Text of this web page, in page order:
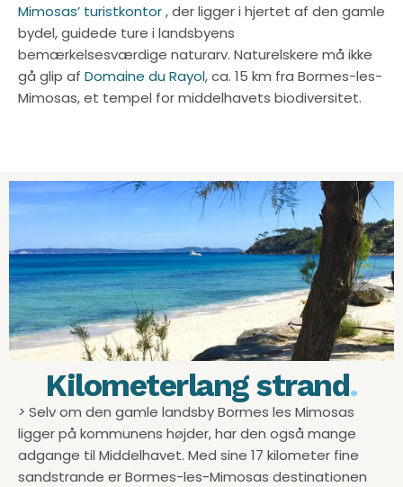
Mimosas’ turistkontor, der ligger i hjertet af den gamle
bydel, guidede ture i landsbyens
bemærkelsesværdige naturarv. Naturelskere må ikke
gå glip af Domaine du Rayol, ca. 15 km fra Bormes-les-
Mimosas, et tempel for middelhavets biodiversitet.
Kilometerlang strand.
> Selv om den gamle landsby Bormes les Mimosas
ligger på kommunens højder, har den også mange
adgange til Middelhavet. Med sine 17 kilometer fine
sandstrande er Bormes-les-Mimosas destinationen